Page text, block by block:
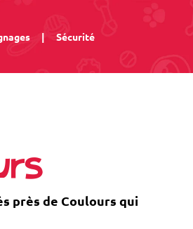
| Sécurité
près de Coulours qui